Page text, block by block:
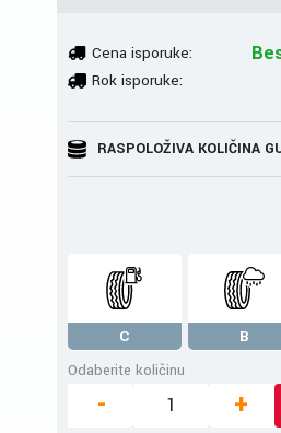
Cena isporuke:
Rok isporuke:
RASPOLOŽIVA KOLIČINA
C B
Odaberite količinu
- +